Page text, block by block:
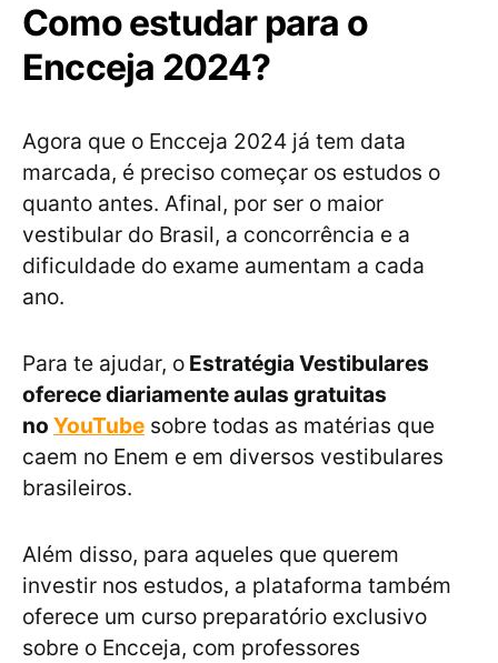
Como estudar para o
Encceja 2024?
Agora que o Encceja 2024 já tem data
marcada, é preciso começar os estudos o
quanto antes. Afinal, por ser o maior
vestibular do Brasil, a concorrência e a
dificuldade do exame aumentam a cada
ano.
Para te ajudar, o Estratégia Vestibulares
oferece diariamente aulas gratuitas
no YouTube sobre todas as matérias que
caem no Enem e em diversos vestibulares
brasileiros.
Além disso, para aqueles que querem
investir nos estudos, a plataforma também
oferece um curso preparatório exclusivo
sobre o Encceja, com professores